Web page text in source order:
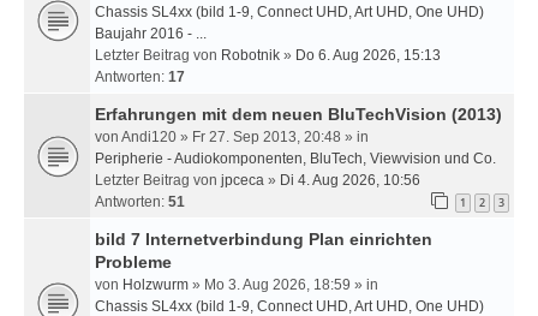
Chassis SL4xx (bild 1-9, Connect UHD, Art UHD, One UHD)
Baujahr 2016 - ...
Letzter Beitrag von Robotnik » Do 6. Aug 2026, 15:13
Antworten: 17
Erfahrungen mit dem neuen BluTechVision (2013)
von Andi120 » Fr 27. Sep 2013, 20:48 » in
Peripherie - Audiokomponenten, BluTech, Viewvision und Co.
Letzter Beitrag von jpceca » Di 4. Aug 2026, 10:56
Antworten: 51 1 2 3
bild 7 Internetverbindung Plan einrichten
Probleme
von Holzwurm » Mo 3. Aug 2026, 18:59 » in
Chassis SL4xx (bild 1-9, Connect UHD, Art UHD, One UHD)